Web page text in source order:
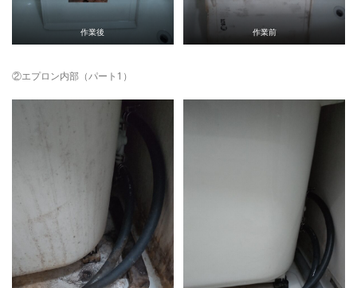
作業後 作業前
②エプロン内部（パート1）